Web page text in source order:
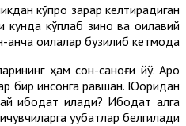
кўпроқ зарар келтирадиган
кунда кўплаб зино ва оилавий
оилалар бузилиб кетмоқда.
ҳам сон-саноғи йўқ. Ароқ
бир инсонга равшан. Юқоридан
ибодат қилади? Ибодат ақлга
уқубатлар белгилади.